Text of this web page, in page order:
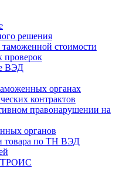
решения
стоимости
проверок
ВЭД
органах
контрактов
правонарушении на
органов
товара по ТН ВЭД
ТРОИС